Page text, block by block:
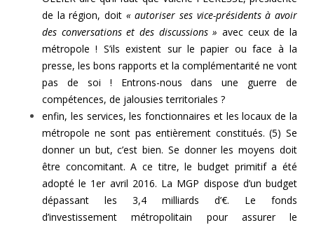
de la région, doit « autoriser ses vice-présidents à avoir
des conversations et des discussions » avec ceux de la
métropole ! S’ils existent sur le papier ou face à la
presse, les bons rapports et la complémentarité ne vont
pas de soi ! Entrons-nous dans une guerre de
compétences, de jalousies territoriales ?
enfin, les services, les fonctionnaires et les locaux de la
métropole ne sont pas entièrement constitués. (5) Se
donner un but, c’est bien. Se donner les moyens doit
être concomitant. A ce titre, le budget primitif a été
adopté le 1er avril 2016. La MGP dispose d’un budget
dépassant les 3,4 milliards d’€. Le fonds
d’investissement métropolitain pour assurer le